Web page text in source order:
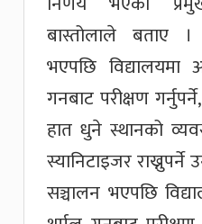
बास्तोलाले बताए ।
भएपछि विद्यालयमा
गनबाट परीक्षण
हात धुने स्थानको
स्यानिटाइजर
सञ्चालन भएपछि